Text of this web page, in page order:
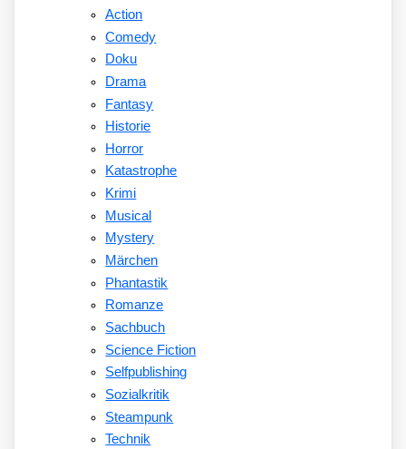
Action
Comedy
Doku
Drama
Fantasy
Historie
Horror
Katastrophe
Krimi
Musical
Mystery
Märchen
Phantastik
Romanze
Sachbuch
Science Fiction
Selfpublishing
Sozialkritik
Steampunk
Technik